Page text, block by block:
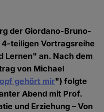
der Giordano-Bruno-
teiligen Vortragsreihe
Lernen" an. Nach dem
von Michael
gehört mir") folgte
Abend mit Prof.
und Erziehung – Von